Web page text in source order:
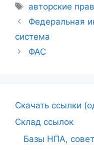
Метки
авторские
Федеральная
система
ФАС
Cкачать ссылки
Склад ссылок
Базы НПА,